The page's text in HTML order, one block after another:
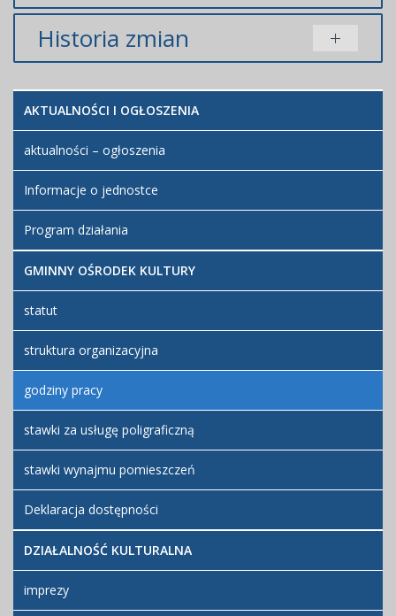
Historia zmian
Artykuł
został
utworzony.
poniedziałek,
23 listopad
Jerzakowski
AKTUALNOŚCI I OGŁOSZENIA
aktualności – ogłoszenia
Informacje o jednostce
Program działania
GMINNY OŚRODEK KULTURY
statut
struktura organizacyjna
godziny pracy
stawki za usługę poligraficzną
stawki wynajmu pomieszczeń
Deklaracja dostępności
DZIAŁALNOŚĆ KULTURALNA
imprezy